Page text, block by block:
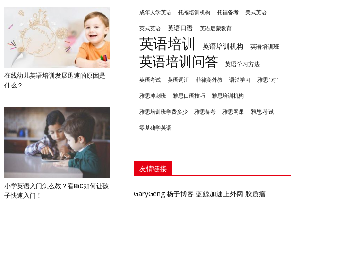
在线幼儿英语培训发展迅速的原因是
什么？
小学英语入门怎么教？看BiC如何让孩
子快速入门！
成年人学英语 托福培训机构 托福备考 美式英语
英式英语 英语口语 英语启蒙教育
英语培训 英语培训机构 英语培训班
英语培训问答 英语学习方法
英语考试 英语词汇 菲律宾外教 语法学习 雅思1对1
雅思冲刺班 雅思口语技巧 雅思培训机构
雅思培训班学费多少 雅思备考 雅思网课 雅思考试
零基础学英语
友情链接
GaryGeng 杨子博客 蓝鲸加速上外网 胶质瘤